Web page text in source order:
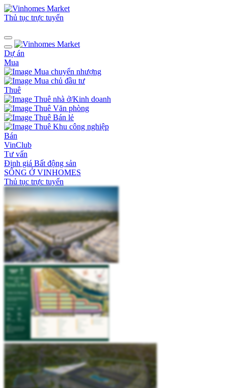
Thủ tục trực tuyến
Dự án
Mua
Mua chuyển nhượng
Mua chủ đầu tư
Thuê
Thuê nhà ở/Kinh doanh
Thuê Văn phòng
Thuê Bán lẻ
Thuê Khu công nghiệp
Bán
VinClub
Tư vấn
Định giá Bất động sản
SỐNG Ở VINHOMES
Thủ tục trực tuyến